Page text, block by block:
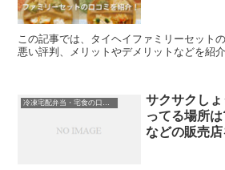
この記事では、タイヘイファミリーセット
悪い評判、メリットやデメリットなどを紹
冷凍宅配弁当・宅食の口コミなど
サクサクし
ってる場所
などの販売